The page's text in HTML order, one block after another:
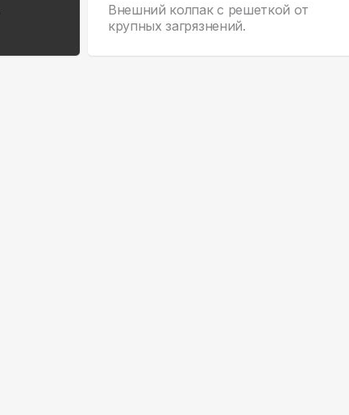
Внешний колпак с решеткой от
крупных загрязнений.